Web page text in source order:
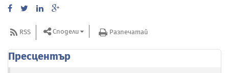
RSS Сподели Разпечатай
Пресцентър